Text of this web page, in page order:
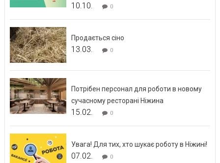
10.10. 0
Продається сіно
13.03. 0
Потрібен персонал для роботи в новому
сучасному ресторані Ніжина
15.02. 0
Увага! Для тих, хто шукає роботу в Ніжині!
07.02. 0